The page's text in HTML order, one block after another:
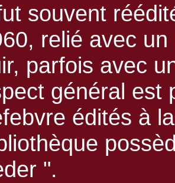
souvent
relié avec
parfois avec
général est
édités à
".